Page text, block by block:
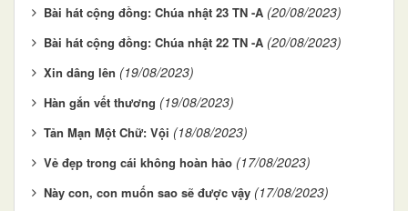
Bài hát cộng đồng: Chúa nhật 23 TN -A (20/08/2023)
Bài hát cộng đồng: Chúa nhật 22 TN -A (20/08/2023)
Xin dâng lên (19/08/2023)
Hàn gắn vết thương (19/08/2023)
Tản Mạn Một Chữ: Vội (18/08/2023)
Vẻ đẹp trong cái không hoàn hảo (17/08/2023)
Này con, con muốn sao sẽ được vậy (17/08/2023)